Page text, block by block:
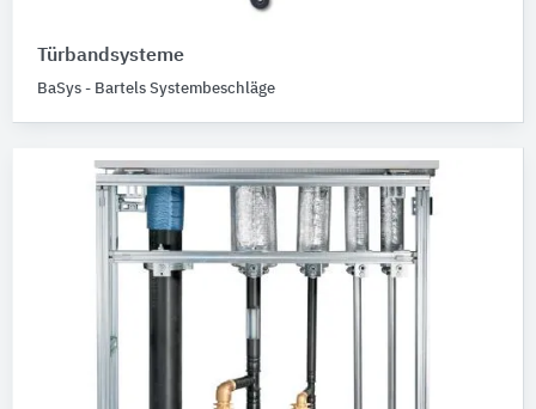
Türbandsysteme
BaSys - Bartels Systembeschläge